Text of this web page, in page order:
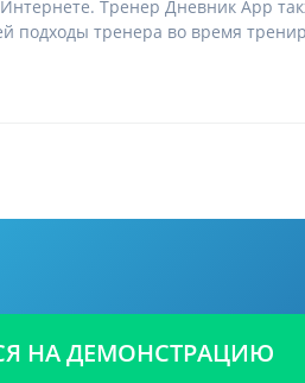
Тренер Дневник App
подходы тренера во время
НА ДЕМОНСТРАЦИЮ